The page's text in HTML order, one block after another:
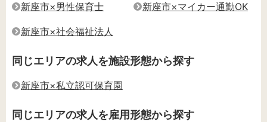
新座市×男性保育士 新座市×マイカー通勤OK
新座市×社会福祉法人
同じエリアの求人を施設形態から探す
新座市×私立認可保育園
同じエリアの求人を雇用形態から探す